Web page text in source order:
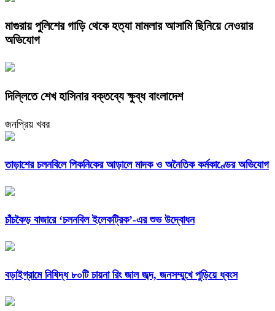
মাগুরায় পুলিশের গাড়ি থেকে হত্যা মামলার আসামি ছিনিয়ে নেওয়ার
অভিযোগ
দিল্লিতে শেখ হাসিনার বক্তব্যে ক্ষুব্ধ বাংলাদেশ
জনপ্রিয় খবর
তাড়াশের চলনবিলে পিকনিকের আড়ালে মাদক ও অনৈতিক কর্মকাণ্ডের অভিযোগ
চাঁচকৈড় বাজারে ‘চলনবিল ইলেকট্রিক’-এর শুভ উদ্বোধন
বড়াইগ্রামে নিষিদ্ধ ৮০টি চায়না রিং জাল জব্দ, জনসম্মুখে পুড়িয়ে ধ্বংস